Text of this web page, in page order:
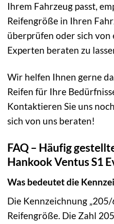
Ihrem Fahrzeug passt,
Reifengröße in Ihren
überprüfen oder sich von
Experten beraten zu
Wir helfen Ihnen gerne
Reifen für Ihre
Kontaktieren Sie uns
sich von uns beraten!
FAQ – Häufig
Hankook Ventus S1
Was bedeutet die
Die Kennzeichnung
Reifengröße. Die Zahl